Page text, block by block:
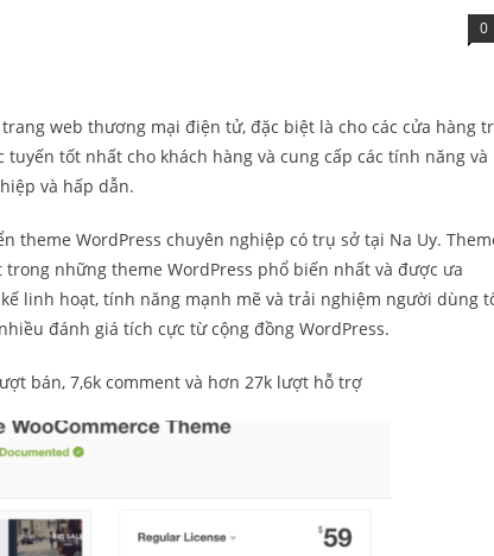
0
web thương mại điện tử, đặc biệt là cho các cửa hàng
tốt nhất cho khách hàng và cung cấp các tính năng và
và hấp dẫn.
theme WordPress chuyên nghiệp có trụ sở tại Na Uy.
những theme WordPress phổ biến nhất và được ưa
linh hoạt, tính năng mạnh mẽ và trải nghiệm người dùng
đánh giá tích cực từ cộng đồng WordPress.
bán, 7,6k comment và hơn 27k lượt hỗ trợ